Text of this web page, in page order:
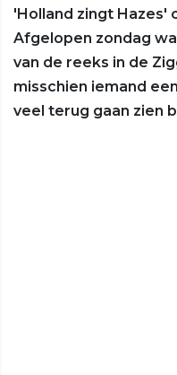
'Holland zingt Hazes'
Afgelopen zondag
van de reeks in de
misschien iemand
veel terug gaan zien